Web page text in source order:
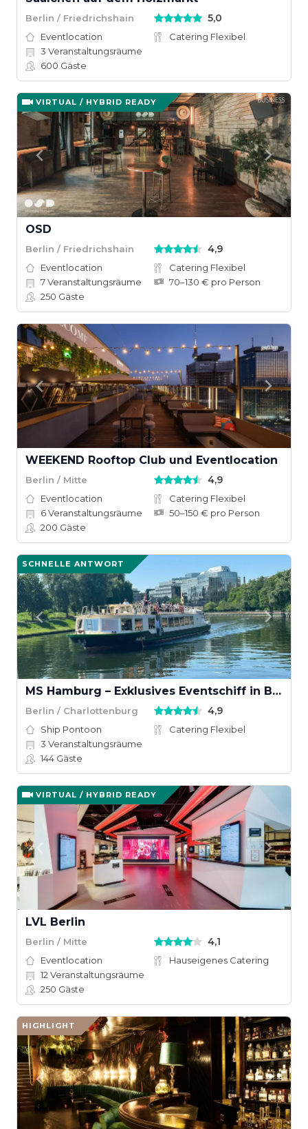
Berlin / Friedrichshain 5,0
Eventlocation
Catering Flexibel
3 Veranstaltungsräume
600 Gäste
VIRTUAL / HYBRID READY
OSD
Berlin / Friedrichshain 4,9
Eventlocation
Catering Flexibel
7Veranstaltungsräume
70–130 € pro Person
250 Gäste
WEEKEND Rooftop Club und Eventlocation
Berlin / Mitte 4,9
Eventlocation
Catering Flexibel
6Veranstaltungsräume
50–150 € pro Person
200 Gäste
SCHNELLE ANTWORT
MS Hamburg – Exklusives Eventschiff in Berlin
Berlin / Charlottenburg 4,9
Ship Pontoon
Catering Flexibel
3 Veranstaltungsräume
144 Gäste
VIRTUAL / HYBRID READY
LVL Berlin
Berlin / Mitte 4,1
Eventlocation
Hauseigenes Catering
12 Veranstaltungsräume
250 Gäste
HIGHLIGHT